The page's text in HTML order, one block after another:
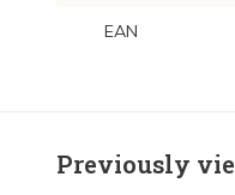
EAN
Previously